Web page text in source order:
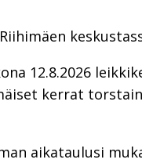
12.8.2026
kerrat
aikataulusi